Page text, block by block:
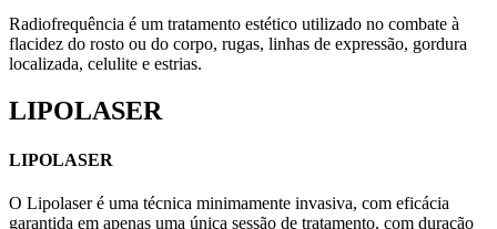
Radiofrequência é um tratamento estético utilizado no combate à
flacidez do rosto ou do corpo, rugas, linhas de expressão, gordura
localizada, celulite e estrias.
LIPOLASER
LIPOLASER
O Lipolaser é uma técnica minimamente invasiva, com eficácia
garantida em apenas uma única sessão de tratamento, com duração